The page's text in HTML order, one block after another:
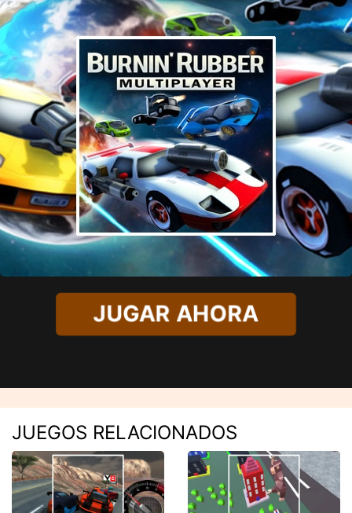
JUGAR AHORA
JUEGOS RELACIONADOS